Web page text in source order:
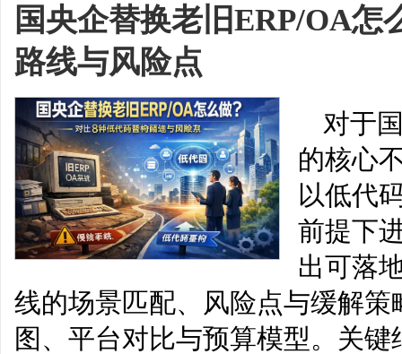
国央企替换老旧ERP/OA怎
路线与风险点
对于
的核心
以低代
前提下
出可落
线的场景匹配、风险点与缓解
图、平台对比与预算模型。关键